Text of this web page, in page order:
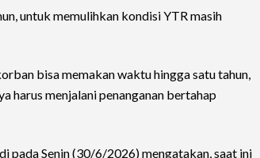
untuk memulihkan kondisi YTR masih
bisa memakan waktu hingga satu tahun,
harus menjalani penanganan bertahap
pada Senin (30/6/2026) mengatakan, saat ini